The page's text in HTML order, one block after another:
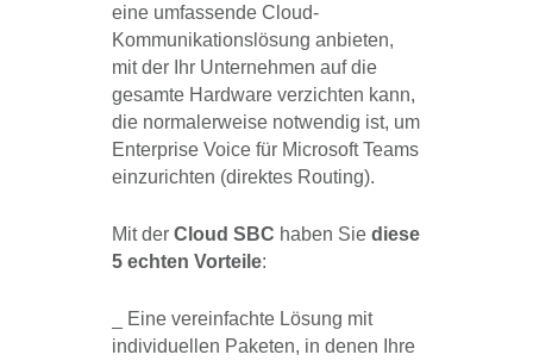
eine umfassende Cloud-
Kommunikationslösung anbieten,
mit der Ihr Unternehmen auf die
gesamte Hardware verzichten kann,
die normalerweise notwendig ist, um
Enterprise Voice für Microsoft Teams
einzurichten (direktes Routing).
Mit der Cloud SBC haben Sie diese
5 echten Vorteile:
_ Eine vereinfachte Lösung mit
individuellen Paketen, in denen Ihre